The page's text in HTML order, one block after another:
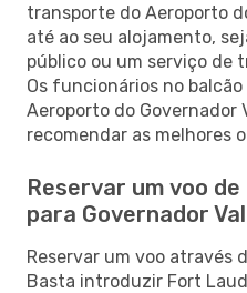
transporte do Aeroporto
até ao seu alojamento,
público ou um serviço de
Os funcionários no
Aeroporto do Governador
recomendar as melhores
Reservar um voo
para Governador
Reservar um voo através
Basta introduzir Fort